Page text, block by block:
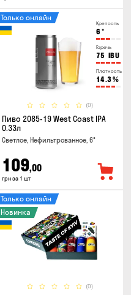
Крепость
6 °
Горечь
75 IBU
Плотность
14.3%
(0)
Только онлайн
Пиво 2085-19 West Coast IPA
0.33л
Светлое, Нефильтрованное, 6°
109,00
грн за 1 шт
(0)
Только онлайн
Новинка